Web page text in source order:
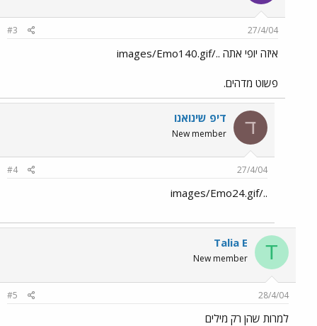
27/4/04
#3
איזה יופי אתה ../images/Emo140.gif
פשוט מדהים.
ד דיפ שינואנו
New member
27/4/04
#4
../images/Emo24.gif
T
Talia E
New member
28/4/04
#5
למרות שהן רק מילים